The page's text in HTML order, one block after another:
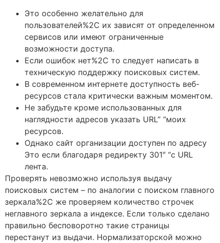
Это особенно желательно для
пользователей%2C их зависят от определенном
сервисов или имеют ограниченные
возможности доступа.
Если ошибок нет%2C то следует написать в
техническую поддержку поисковых систем.
В современном интернете доступность веб-
ресурсов стала критически важным моментом.
Не забудьте кроме использованных для
наглядности адресов указать URL” “моих
ресурсов.
Однако сайт организации доступен по адресу
Это если благодаря редиректу 301″ “с URL
лента.
Проверять невозможно используя выдачу
поисковых систем – по аналогии с поиском главного
зеркала%2C же проверяем количество строчек
неглавного зеркала а индексе. Если только сделано
правильно бесповоротно такие страницы
перестанут из выдачи. Нормализаторской можно